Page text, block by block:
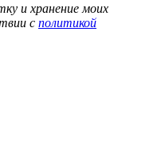
и хранение моих
с политикой